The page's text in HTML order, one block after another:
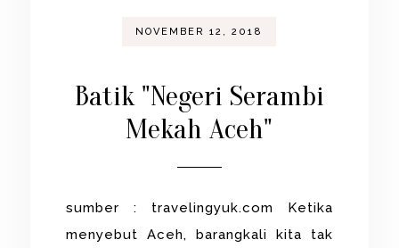
NOVEMBER 12, 2018
Batik "Negeri Serambi
Mekah Aceh"
sumber : travelingyuk.com Ketika
menyebut Aceh, barangkali kita tak